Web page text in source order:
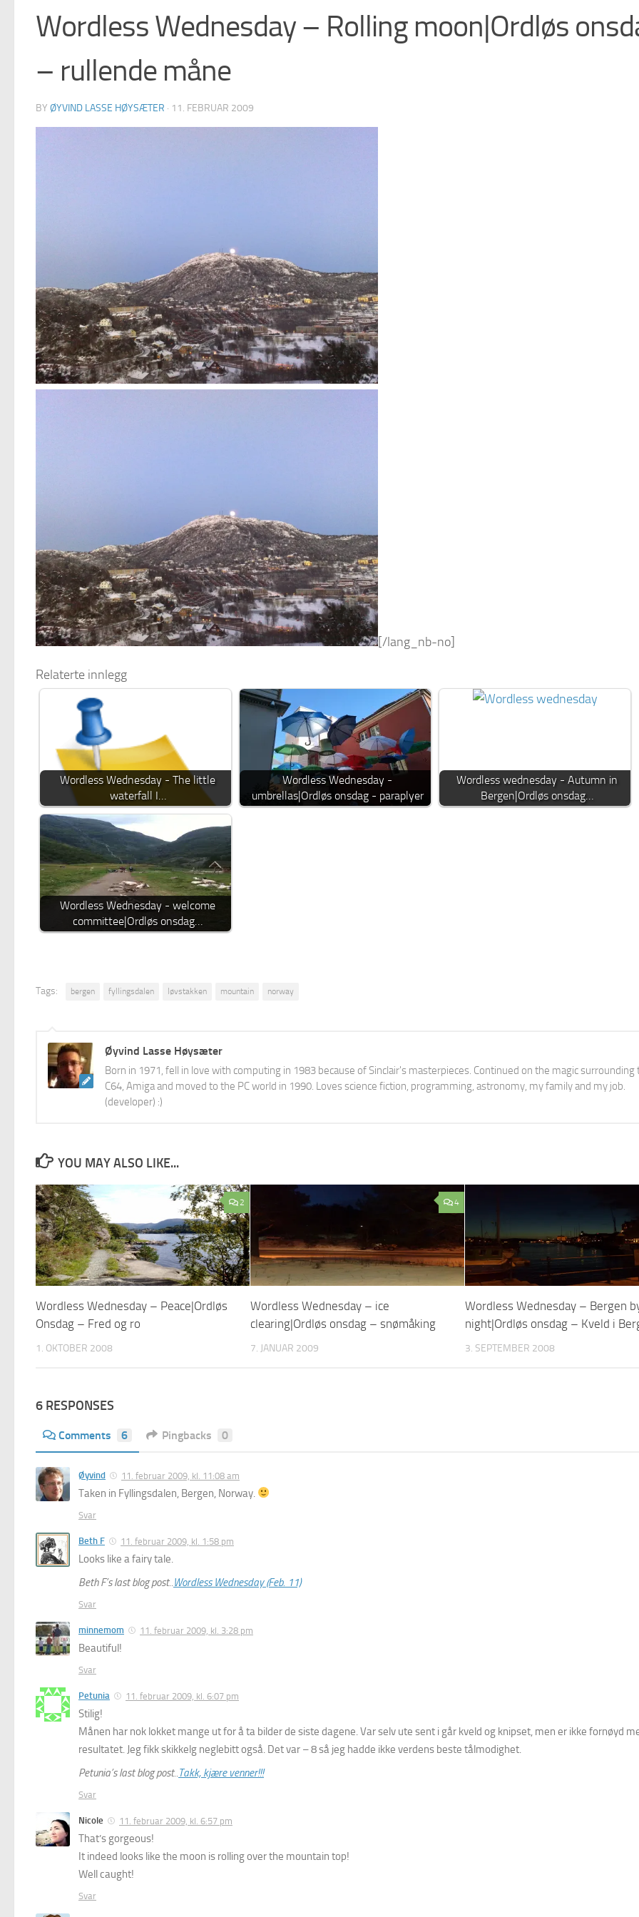
Wordless Wednesday – Rolling moon|Ordløs
– rullende måne
BY ØYVIND LASSE HØYSÆTER · 11. FEBRUAR 2009
[/lang_nb-no]
Relaterte innlegg
Wordless Wednesday - The little
waterfall I…
Wordless Wednesday -
umbrellas|Ordløs onsdag - paraplyer
Wordless wednesday - Autumn in
Bergen|Ordløs onsdag…
Wordless Wednesday - welcome
committee|Ordløs onsdag…
Tags: bergen fyllingsdalen løvstakken mountain norway
Øyvind Lasse Høysæter
Born in 1971, fell in love with computing in 1983 because of Sinclair's masterpieces. Continued on the magic surrounding
C64, Amiga and moved to the PC world in 1990. Loves science fiction, programming, astronomy, my family and my job.
(developer) :)
YOU MAY ALSO LIKE...
2
Wordless Wednesday – Peace|Ordløs
Onsdag – Fred og ro
1. OKTOBER 2008
4
Wordless Wednesday – ice
clearing|Ordløs onsdag – snømåking
7. JANUAR 2009
Wordless Wednesday – Bergen
night|Ordløs onsdag – Kveld i
3. SEPTEMBER 2008
6 RESPONSES
Comments 6 Pingbacks 0
Øyvind 11. februar 2009, kl. 11:08 am
Taken in Fyllingsdalen, Bergen, Norway.
Svar
Beth F 11. februar 2009, kl. 1:58 pm
Looks like a fairy tale.
Beth F’s last blog post..Wordless Wednesday (Feb. 11)
Svar
minnemom 11. februar 2009, kl. 3:28 pm
Beautiful!
Svar
Petunia 11. februar 2009, kl. 6:07 pm
Stilig!
Månen har nok lokket mange ut for å ta bilder de siste dagene. Var selv ute sent i går kveld og knipset, men er ikke fornøyd
resultatet. Jeg fikk skikkelg neglebitt også. Det var – 8 så jeg hadde ikke verdens beste tålmodighet.
Petunia’s last blog post..Takk, kjære venner!!!
Svar
Nicole 11. februar 2009, kl. 6:57 pm
That’s gorgeous!
It indeed looks like the moon is rolling over the mountain top!
Well caught!
Svar